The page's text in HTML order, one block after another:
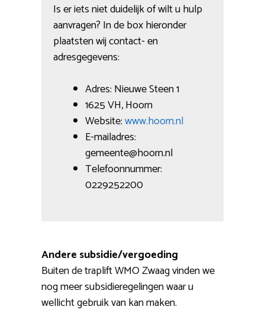
Is er iets niet duidelijk of wilt u hulp
aanvragen? In de box hieronder
plaatsten wij contact- en
adresgegevens:
Adres: Nieuwe Steen 1
1625 VH, Hoorn
Website:www.hoorn.nl
E-mailadres:
gemeente@hoorn.nl
Telefoonnummer:
0229252200
Andere subsidie/vergoeding
Buiten de traplift WMO Zwaag vinden we
nog meer subsidieregelingen waar u
wellicht gebruik van kan maken.